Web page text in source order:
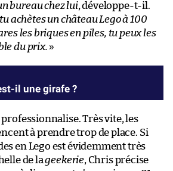
bureau chez lui, développe-t-il.
tu achètes un château Lego à 100
les briques en piles, tu peux les
du prix. »
il une girafe ?
professionnalise. Très vite, les
à prendre trop de place. Si
en Lego est évidemment très
de lageekerie, Chris précise